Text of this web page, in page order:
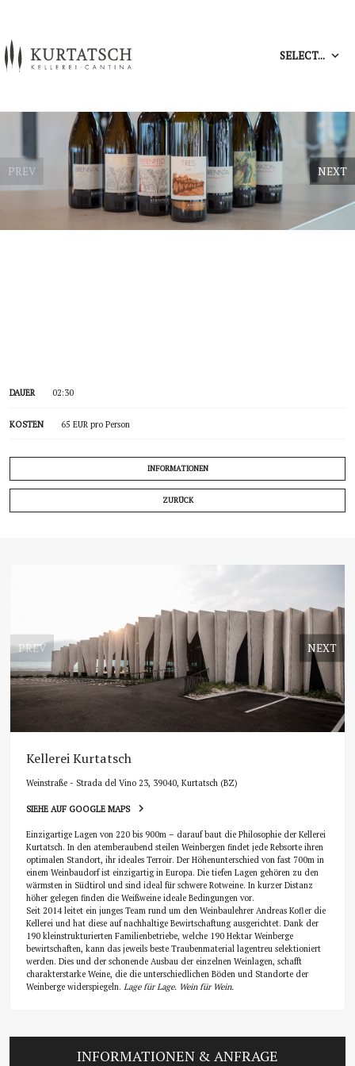
SELECT...
PREV NEXT
DAUER 02:30
KOSTEN 65 EUR pro Person
INFORMATIONEN
ZURÜCK
PREV NEXT
Kellerei Kurtatsch
Weinstraße - Strada del Vino 23, 39040, Kurtatsch (BZ)
SIEHE AUF GOOGLE MAPS
Einzigartige Lagen von 220 bis 900m – darauf baut die Philosophie der Kellerei
Kurtatsch. In den atemberaubend steilen Weinbergen findet jede Rebsorte ihren
optimalen Standort, ihr ideales Terroir. Der Höhenunterschied von fast 700m in
einem Weinbaudorf ist einzigartig in Europa. Die tiefen Lagen gehören zu den
wärmsten in Südtirol und sind ideal für schwere Rotweine. In kurzer Distanz
höher gelegen finden die Weißweine ideale Bedingungen vor.
Seit 2014 leitet ein junges Team rund um den Weinbaulehrer Andreas Kofler die
Kellerei und hat diese auf nachhaltige Bewirtschaftung ausgerichtet. Dank der
190 kleinstrukturierten Familienbetriebe, welche 190 Hektar Weinberge
bewirtschaften, kann das jeweils beste Traubenmaterial lagentreu selektioniert
werden. Dies und der schonende Ausbau der einzelnen Weinlagen, schafft
charakterstarke Weine, die die unterschiedlichen Böden und Standorte der
Weinberge widerspiegeln. Lage für Lage. Wein für Wein.
INFORMATIONEN & ANFRAGE